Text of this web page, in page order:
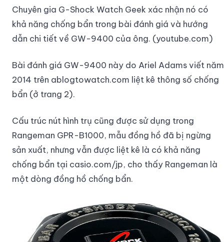
Chuyên gia G-Shock Watch Geek xác nhận nó có
khả năng chống bẩn trong bài đánh giá và hướng
dẫn chi tiết về GW-9400 của ông. (youtube.com)
Bài đánh giá GW-9400 này do Ariel Adams viết năm
2014 trên ablogtowatch.com liệt kê thông số chống
bẩn (ở trang 2).
Cấu trúc nút hình trụ cũng được sử dụng trong
Rangeman GPR-B1000, mẫu đồng hồ đã bị ngừng
sản xuất, nhưng vẫn được liệt kê là có khả năng
chống bẩn tại casio.com/jp, cho thấy Rangeman là
một dòng đồng hồ chống bẩn.